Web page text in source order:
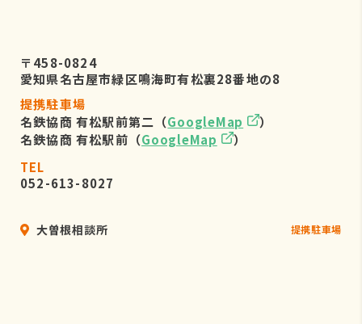
〒458-0824
愛知県名古屋市緑区鳴海町有松裏28番地の8
提携駐車場
名鉄協商 有松駅前第二（GoogleMap
）
名鉄協商 有松駅前（GoogleMap
）
TEL
052-613-8027
大曽根相談所 提携駐車場